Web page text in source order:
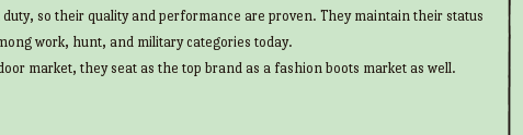
so their quality and performance are proven. They maintain their status
work, hunt, and military categories today.
market, they seat as the top brand as a fashion boots market as well.